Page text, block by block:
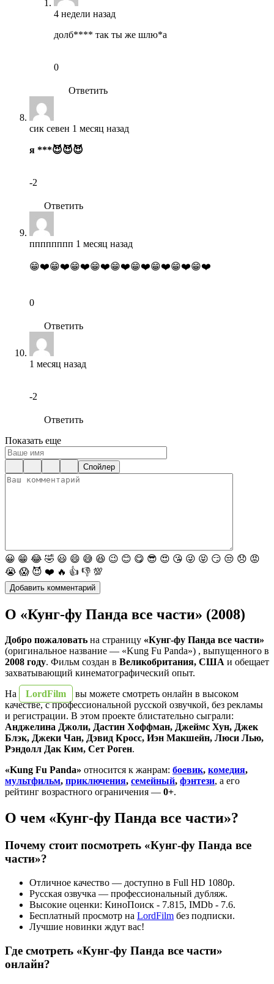
4 недели назад
долб**** так ты же шлю*а
0
Ответить
сик севен 1 месяц назад
я ***😈😈😈
-2
Ответить
пппппппп 1 месяц назад
😁❤️😁❤️😁❤️😁❤️😁❤️😁❤️😁❤️😁❤️😁❤️
0
Ответить
1 месяц назад
-2
Ответить
Показать еще
Спойлер
😀 😁 😂 🤣 😃 😄 😅 😆 😉 😊 😋 😎 😍 😘 😜 😝 😏 😒 😞 😡
😭 😱 😈 ❤️ 🔥 👍 👎 💯
О «Кунг-фу Панда все части» (2008)
Добро пожаловать на страницу «Кунг-фу Панда все части»
(оригинальное название — «Kung Fu Panda») , выпущенного в
2008 году. Фильм создан в Великобритания, США и обещает
захватывающий кинематографический опыт.
На
LordFilm
вы можете смотреть онлайн в высоком
качестве, с профессиональной русской озвучкой, без рекламы
и регистрации. В этом проекте блистательно сыграли:
Анджелина Джоли, Дастин Хоффман, Джеймс Хун, Джек
Блэк, Джеки Чан, Дэвид Кросс, Иэн Макшейн, Люси Лью,
Рэндолл Дак Ким, Сет Роген.
«Kung Fu Panda» относится к жанрам: боевик, комедия,
мультфильм, приключения, семейный, фэнтези, а его
рейтинг возрастного ограничения — 0+.
О чем «Кунг-фу Панда все части»?
Почему стоит посмотреть «Кунг-фу Панда все
части»?
Отличное качество — доступно в Full HD 1080p.
Русская озвучка — профессиональный дубляж.
Высокие оценки: КиноПоиск - 7.815, IMDb - 7.6.
Бесплатный просмотр на LordFilm без подписки.
Лучшие новинки ждут вас!
Где смотреть «Кунг-фу Панда все части»
онлайн?